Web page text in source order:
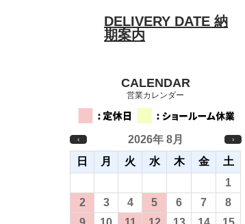
DELIVERY DATE 納
期案内
CALENDAR
営業カレンダー
‹ 2026年 8月 ›
日 月 火 水 木 金
土
1
2
3 4 5 6 7
8